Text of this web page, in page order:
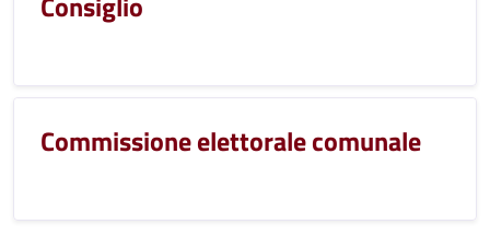
Commissione elettorale comunale